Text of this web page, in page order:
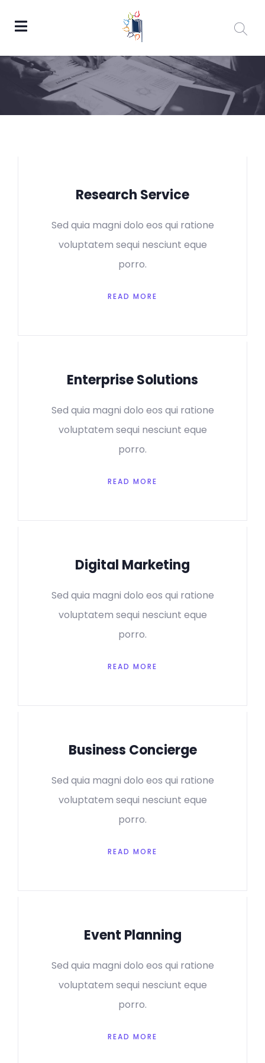
Research Service
Sed quia magni dolo eos qui ratione
voluptatem sequi nesciunt eque
porro.
READ MORE
Enterprise Solutions
Sed quia magni dolo eos qui ratione
voluptatem sequi nesciunt eque
porro.
READ MORE
Digital Marketing
Sed quia magni dolo eos qui ratione
voluptatem sequi nesciunt eque
porro.
READ MORE
Business Concierge
Sed quia magni dolo eos qui ratione
voluptatem sequi nesciunt eque
porro.
READ MORE
Event Planning
Sed quia magni dolo eos qui ratione
voluptatem sequi nesciunt eque
porro.
READ MORE